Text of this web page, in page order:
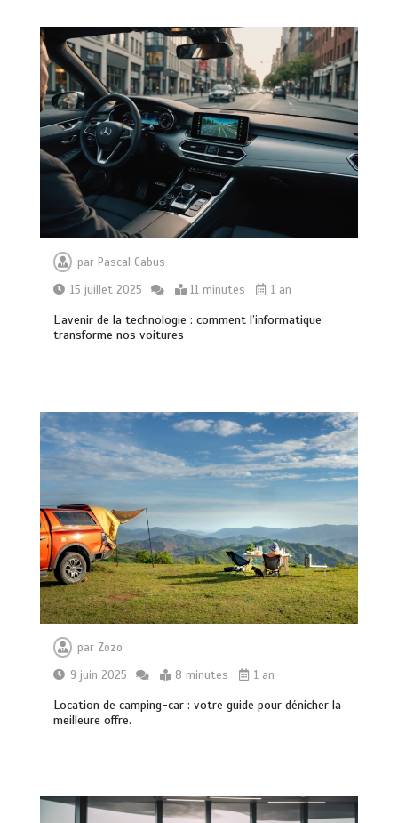
parPascal Cabus
15 juillet 2025
11 minutes 1 an
L’avenir de la technologie : comment l’informatique
transforme nos voitures
par Zozo
9 juin 2025
8 minutes 1 an
Location de camping-car : votre guide pour dénicher la
meilleure offre.